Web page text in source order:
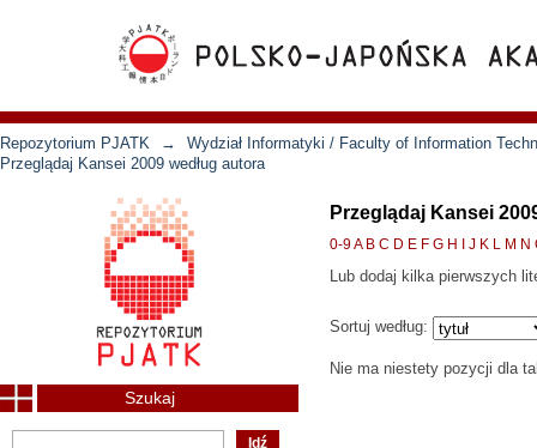
Repozytorium PJATK →
Wydział Informatyki / Faculty of Information
Przeglądaj Kansei 2009 według autora
Przeglądaj Kansei
0-9A B C D E F G H J K L M N
Lub dodaj kilka pierwszych
Sortuj według:
Nie ma niestety pozycji dla
Szukaj